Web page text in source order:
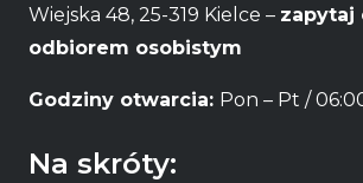
Wiejska 48, 25-319 Kielce – zapytaj
odbiorem osobistym
Godziny otwarcia: Pon – Pt /
Na skróty: